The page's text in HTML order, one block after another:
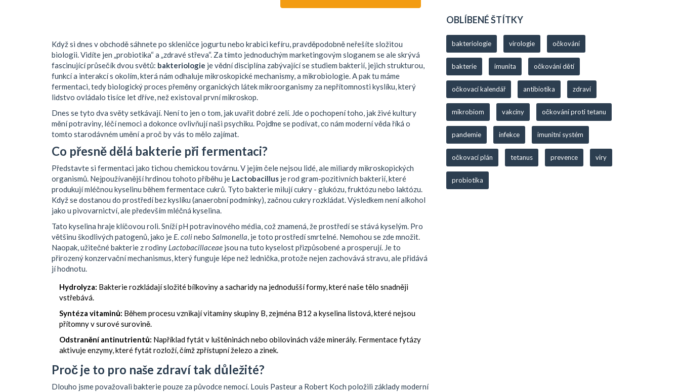
Když si dnes v obchodě sáhnete po skleničce jogurtu nebo krabici kefíru, pravděpodobně neřešíte složitou
biologii. Vidíte jen „probiotika“ a „zdravé střeva“. Za tímto jednoduchým marketingovým sloganem se ale skrývá
fascinující průsečík dvou světů: bakteriologie jevědní disciplína zabývající se studiem bakterií, jejich strukturou,
funkcí a interakcí s okolím, která nám odhaluje mikroskopické mechanismy, a mikrobiologie. A pak tu máme
fermentaci, tedybiologický proces přeměny organických látek mikroorganismy za nepřítomnosti kyslíku, který
lidstvo ovládalo tisíce let dříve, než existoval první mikroskop.
Dnes se tyto dva světy setkávají. Není to jen o tom, jak uvařit dobré zelí. Jde o pochopení toho, jak živé kultury
mění potraviny, léčí nemoci a dokonce ovlivňují naši psychiku. Pojďme se podívat, co nám moderní věda říká o
tomto starodávném umění a proč by vás to mělo zajímat.
Co přesně dělá bakterie při fermentaci?
Představte si fermentaci jako tichou chemickou továrnu. V jejím čele nejsou lidé, ale miliardy mikroskopických
organismů. Nejpoužívanější hrdinou tohoto příběhu je Lactobacillus jerod gram-pozitivních bakterií, které
produkují mléčnou kyselinu během fermentace cukrů. Tyto bakterie milují cukry - glukózu, fruktózu nebo laktózu.
Když se dostanou do prostředí bez kyslíku (anaerobní podmínky), začnou cukry rozkládat. Výsledkem není alkohol
jako u pivovarnictví, ale především mléčná kyselina.
Tato kyselina hraje klíčovou roli. Sníží pH potravinového média, což znamená, že prostředí se stává kyselým. Pro
většinu škodlivých patogenů, jako je E. colinebo Salmonella, je toto prostředí smrtelné. Nemohou se zde množit.
Naopak, užitečné bakterie z rodiny Lactobacillaceae jsou na tuto kyselost přizpůsobené a prosperují. Je to
přirozený konzervační mechanismus, který funguje lépe než lednička, protože nejen zachovává stravu, ale přidává
jí hodnotu.
Hydrolyza: Bakterie rozkládají složité bílkoviny a sacharidy na jednodušší formy, které naše tělo snadněji
vstřebává.
Syntéza vitaminů: Během procesu vznikají vitamíny skupiny B, zejména B12 a kyselina listová, které nejsou
přítomny v surové surovině.
Odstranění antinutrientů: Například fytát v luštěninách nebo obilovinách váže minerály. Fermentace fytázy
aktivuje enzymy, které fytát rozloží, čímž zpřístupní železo a zinek.
Proč je to pro naše zdraví tak důležité?
Dlouho jsme považovali bakterie pouze za původce nemocí. Louis Pasteur a Robert Koch položili základy moderní
OBLÍBENÉ ŠTÍTKY
bakteriologie virologie očkování
bakterie imunita očkování dětí
očkovací kalendář antibiotika zdraví
mikrobiom vakcíny očkování proti tetanu
pandemie infekce imunitní systém
očkovací plán tetanus prevence viry
probiotika